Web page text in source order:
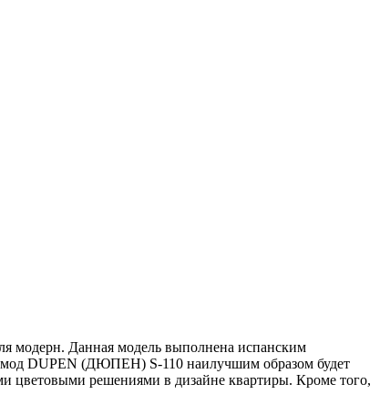
модерн. Данная модель выполнена испанским
DUPEN (ДЮПЕН) S-110 наилучшим образом будет
цветовыми решениями в дизайне квартиры. Кроме того,